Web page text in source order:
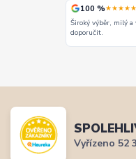
100 %★★★★★
Široký výběr, milý
doporučit.
Vyřízeno 52